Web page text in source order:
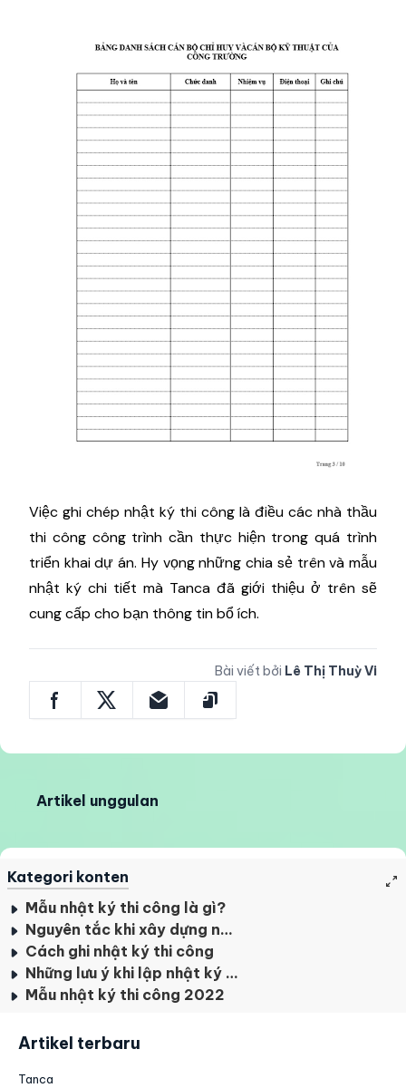
Việc ghi chép nhật ký thi công là điều các nhà thầu
thi công công trình cần thực hiện trong quá trình
triển khai dự án. Hy vọng những chia sẻ trên và mẫu
nhật ký chi tiết mà Tanca đã giới thiệu ở trên sẽ
cung cấp cho bạn thông tin bổ ích.
Bài viết bởi Lê Thị Thuỳ Vi
Artikel unggulan
Kategori konten
Mẫu nhật ký thi công là gì?
Nguyên tắc khi xây dựng nhật ký thi công
Cách ghi nhật ký thi công
Những lưu ý khi lập nhật ký thi công
Mẫu nhật ký thi công 2022
Artikel terbaru
Tanca